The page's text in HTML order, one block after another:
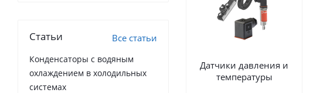
Датчики давления и
температуры
Статьи Все статьи
Конденсаторы с водяным
охлаждением в холодильных
системах